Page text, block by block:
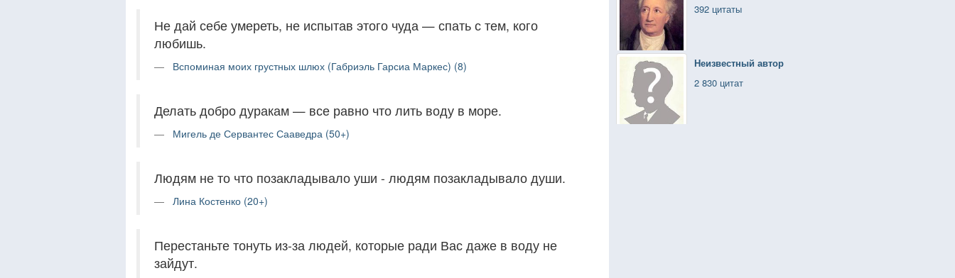
392 цитаты
Неизвестный автор
2 830 цитат
Не дай себе умереть, не испытав этого чуда — спать с тем, кого
любишь.
Вспоминая моих грустных шлюх (Габриэль Гарсиа Маркес) (8)
Делать добро дуракам — все равно что лить воду в море.
Мигель де Сервантес Сааведра (50+)
Людям не то что позакладывало уши - людям позакладывало души.
Лина Костенко (20+)
Перестаньте тонуть из-за людей, которые ради Вас даже в воду не
зайдут.